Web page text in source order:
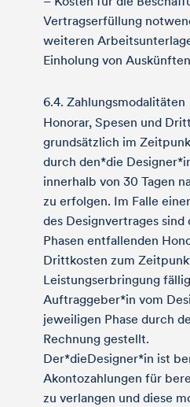
Vertragserfüllung
weiteren
Einholung von
6.4. Zahlungsmodalitäten
Honorar, Spesen und
grundsätzlich im
durch den*die
innerhalb von 30 Tagen
zu erfolgen. Im Falle
des Designvertrages
Phasen entfallenden
Drittkosten zum
Leistungserbringung
Auftraggeber*in vom
jeweiligen Phase durch
Rechnung gestellt.
Der*dieDesigner*in ist
Akontozahlungen für
zu verlangen und diese